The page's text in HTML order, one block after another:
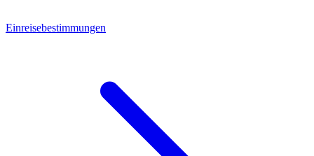
Einreisebestimmungen